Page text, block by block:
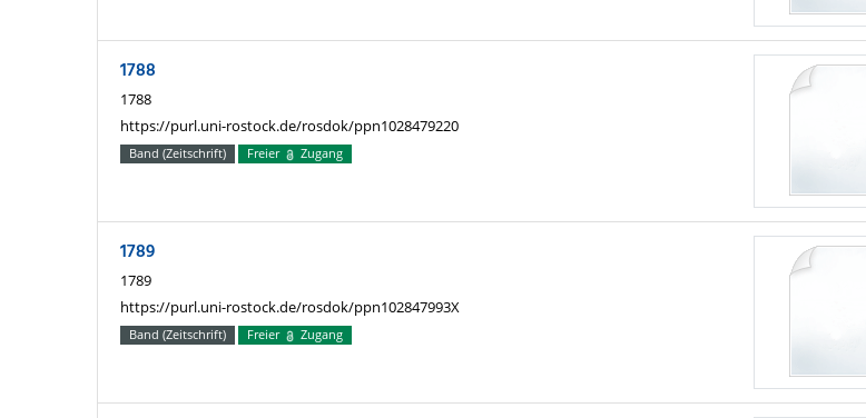
1788
1788
https://purl.uni-rostock.de/rosdok/ppn1028479220
Band (Zeitschrift) Freier Zugang
1789
1789
https://purl.uni-rostock.de/rosdok/ppn102847993X
Band (Zeitschrift) Freier Zugang